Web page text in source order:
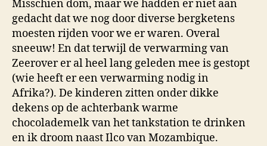
Misschien dom, maar we hadden er niet aan
gedacht dat we nog door diverse bergketens
moesten rijden voor we er waren. Overal
sneeuw! En dat terwijl de verwarming van
Zeerover er al heel lang geleden mee is gestopt
(wie heeft er een verwarming nodig in
Afrika?). De kinderen zitten onder dikke
dekens op de achterbank warme
chocolademelk van het tankstation te drinken
en ik droom naast Ilco van Mozambique.